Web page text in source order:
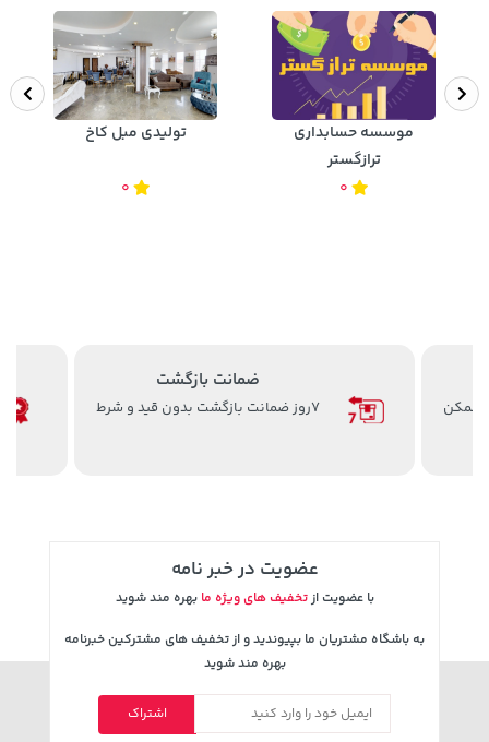
موسسه حسابداری
ترازگستر
0
تولیدی مبل کاخ
0
ممکن
ضمانت بازگشت
7روز ضمانت بازگشت بدون قید و شرط
عضویت در خبر نامه
با عضویت ازتخفیف های ویژه ما بهره مند شوید
به باشگاه مشتریان ما بپیوندید و از تخفیف های مشترکین خبرنامه
بهره مند شوید
اشتراک